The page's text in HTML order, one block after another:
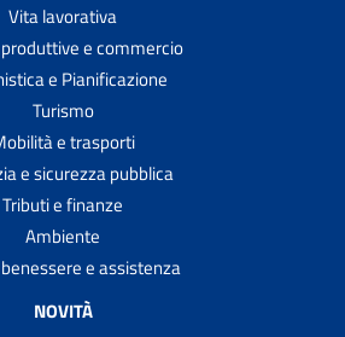
Vita lavorativa
e commercio
e Pianificazione
Turismo
e trasporti
e sicurezza pubblica
Tributi e finanze
Ambiente
e assistenza
NOVITÀ